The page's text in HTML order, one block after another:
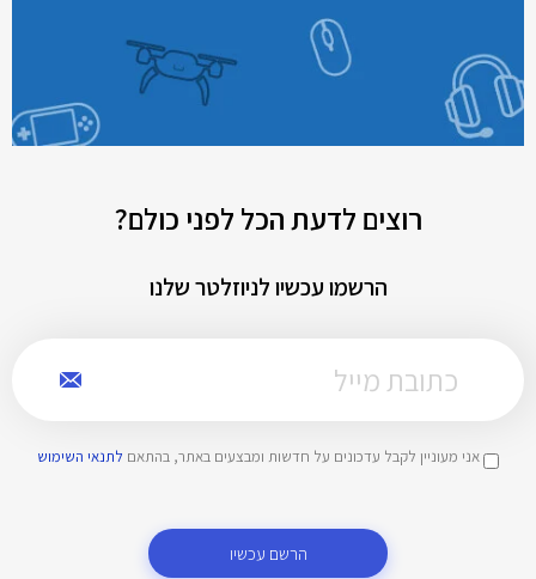
רוצים לדעת הכל לפני כולם?
הרשמו עכשיו לניוזלטר שלנו
אני מעוניין לקבל עדכונים על חדשות ומבצעים באתר, בהתאם לתנאי השימוש
הרשם עכשיו